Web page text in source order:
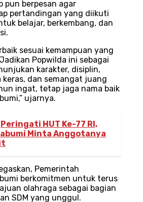
pun berpesan agar
pertandingan yang diikuti
belajar, berkembang, dan
sesuai kemampuan yang
Popwilda ini sebagai
karakter, disiplin,
dan semangat juang
ingat, tetap jaga nama baik
ujarnya.
Peringati HUT Ke-77 RI,
Minta Anggotanya
Pemerintah
berkomitmen untuk terus
olahraga sebagai bagian
SDM yang unggul.